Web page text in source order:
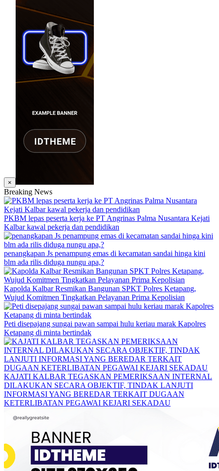
×
Breaking News
PKBM lepas peserta kerja ke PT Angrinas Palma Nusantara Kejati
Kalbar kawal pekerja dan pendidikan
penangkapan Js penampung emas di kecamatan sandai hinga kini
blm ada rilis diduga nungu apa,?
Kapolda Kalbar Resmikan Bangunan SPKT Polres Ketapang,
Wujud Komitmen Tingkatkan Pelayanan Prima Kepolisian
Peti disepajang sungai pawan sampai hulu keriau marak Kapolres
Ketapang di minta bertindak
KAJATI KALBAR TEGASKAN PEMERIKSAAN INTERNAL
DILAKUKAN SECARA OBJEKTIF, TINDAK LANJUTI
INFORMASI YANG BEREDAR TERKAIT DUGAAN
KETERLIBATAN PEGAWAI KEJARI SEKADAU